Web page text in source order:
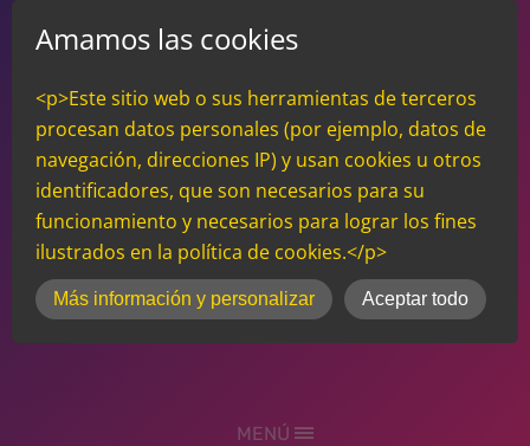
MENÚ
Amamos las cookies
<p>Este sitio web o sus herramientas de terceros
procesan datos personales (por ejemplo, datos de
navegación, direcciones IP) y usan cookies u otros
identificadores, que son necesarios para su
funcionamiento y necesarios para lograr los fines
ilustrados en la política de cookies.</p>
inCMS
Más información y personalizar Aceptar todo